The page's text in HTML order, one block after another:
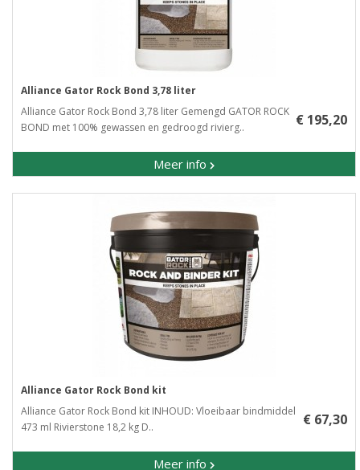
Alliance Gator Rock Bond 3,78 liter
Alliance Gator Rock Bond 3,78 liter Gemengd GATOR ROCK
BOND met 100% gewassen en gedroogd rivierg..
Meer info
€ 195,20
Alliance Gator Rock Bond kit
Alliance Gator Rock Bond kit INHOUD: Vloeibaar bindmiddel
473 ml Rivierstone 18,2 kg D..
Meer info
€ 67,30